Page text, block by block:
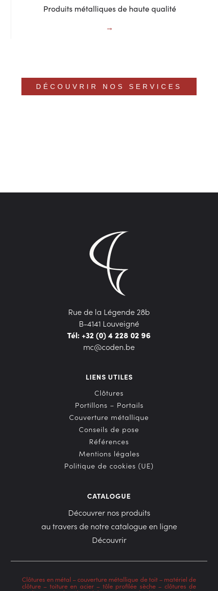
Produits métalliques de haute qualité
DÉCOUVRIR NOS SERVICES
Rue de la Légende 28b
B-4141 Louveigné
Tél: +32 (0) 4 228 02 96
mc@coden.be
LIENS UTILES
Clôtures
Portillons – Portails
Couverture métallique
Conseils de pose
Références
Mentions légales
Politique de cookies (UE)
CATALOGUE
Découvrer nos produits
au travers de notre catalogue en ligne
Découvrir
Clôtures en métal–couverture métallique de toit– matériel de
clôture– toiture en acier– tôle profilée sèche– clôtures de